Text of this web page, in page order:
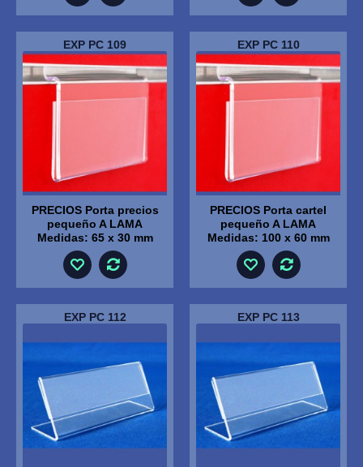
EXP PC 109
PRECIOS Porta precios
pequeño A LAMA
Medidas: 65 x 30 mm
EXP PC 110
PRECIOS Porta cartel
pequeño A LAMA
Medidas: 100 x 60 mm
EXP PC 112 EXP PC 113